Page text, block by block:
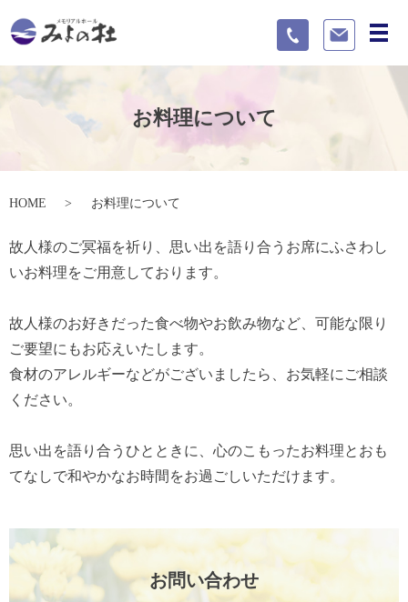
メ
お料理について
HOME お料理について
故人様のご冥福を祈り、思い出を語り合うお席にふさわし
いお料理をご用意しております。
故人様のお好きだった食べ物やお飲み物など、可能な限り
ご要望にもお応えいたします。
食材のアレルギーなどがございましたら、お気軽にご相談
ください。
思い出を語り合うひとときに、心のこもったお料理とおも
てなしで和やかなお時間をお過ごしいただけます。
お問い合わせ